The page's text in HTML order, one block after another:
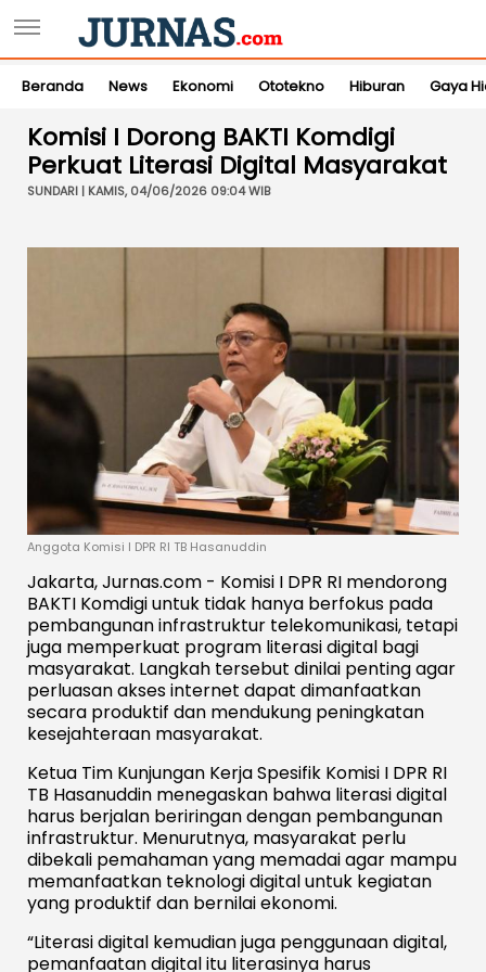
Beranda News Ekonomi Ototekno Hiburan Gaya
Komisi I Dorong BAKTI Komdigi
Perkuat Literasi Digital Masyarakat
SUNDARI | KAMIS, 04/06/2026 09:04 WIB
Anggota Komisi I DPR RI TB Hasanuddin
Jakarta, Jurnas.com - Komisi I DPR RI mendorong
BAKTI Komdigi untuk tidak hanya berfokus pada
pembangunan infrastruktur telekomunikasi, tetapi
juga memperkuat program literasi digital bagi
masyarakat. Langkah tersebut dinilai penting agar
perluasan akses internet dapat dimanfaatkan
secara produktif dan mendukung peningkatan
kesejahteraan masyarakat.
Ketua Tim Kunjungan Kerja Spesifik Komisi I DPR RI
TB Hasanuddin menegaskan bahwa literasi digital
harus berjalan beriringan dengan pembangunan
infrastruktur. Menurutnya, masyarakat perlu
dibekali pemahaman yang memadai agar mampu
memanfaatkan teknologi digital untuk kegiatan
yang produktif dan bernilai ekonomi.
“Literasi digital kemudian juga penggunaan digital,
pemanfaatan digital itu literasinya harus